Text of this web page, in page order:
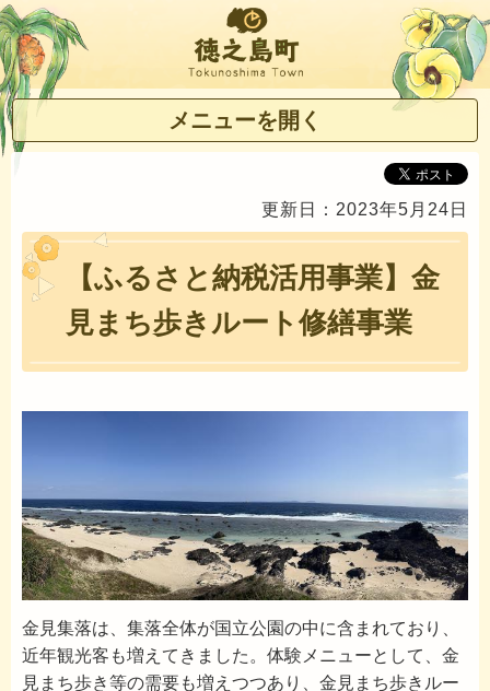
徳之島町
メニューを開く
更新日：2023年5月24日
【ふるさと納税活用事業】金
見まち歩きルート修繕事業
金見集落は、集落全体が国立公園の中に含まれており、
近年観光客も増えてきました。体験メニューとして、金
見まち歩き等の需要も増えつつあり、金見まち歩きルー